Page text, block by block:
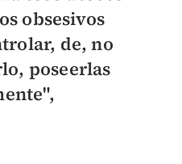
obsesivos
de, no
poseerlas